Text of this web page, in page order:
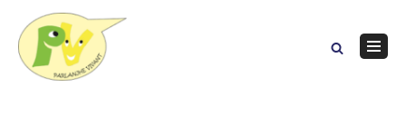
content